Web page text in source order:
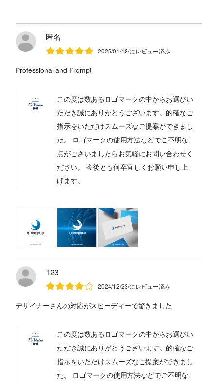
匿名
2025/01/18/にレビュー済み
Professional and Prompt
この度は数あるロゴマークの中からお選びい
ただき誠にありがとうございます。的確なご
指示をいただけスムーズなご提案ができまし
た。 ロゴマークの使用方法などでご不明な
点がございましたらお気軽にお問い合わせく
ださい。 今後とも何卒宜しくお願い申し上
げます。
123
2024/12/23/にレビュー済み
デザイナーさんの対応がスピーディーで驚きました
この度は数あるロゴマークの中からお選びい
ただき誠にありがとうございます。的確なご
指示をいただけスムーズなご提案ができまし
た。 ロゴマークの使用方法などでご不明な